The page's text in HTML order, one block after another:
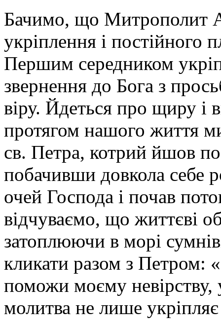
Бачимо, що Митрополит
укріплення і постійного
Першим середником
звернення до Бога з
віру. Йдеться про щиру і
протягом нашого життя
св. Петра, котрий йшов
побачивши довкола себе
очей Господа і почав
відчуваємо, що життєві
затоплюючи в морі
кликати разом з Петром:
поможи моєму
молитва не лише укріпляє